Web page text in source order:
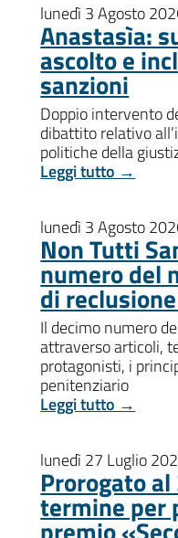
lunedì 3 Agosto
Anastasìa:
ascolto e
sanzioni
Doppio intervento
dibattito relativo
politiche della
Leggi tutto →
lunedì 3 Agosto
Non Tutti
numero del
di
Il decimo numero
attraverso articoli,
protagonisti, i
penitenziario
Leggi tutto →
lunedì 27 Luglio
Prorogato
termine per